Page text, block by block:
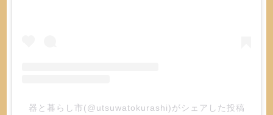
器と暮らし市(@utsuwatokurashi)がシェアした投稿